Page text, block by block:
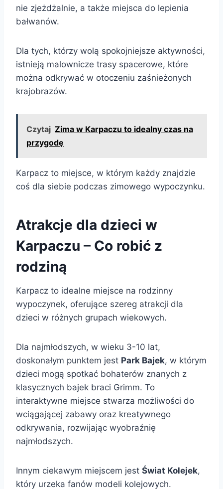
nie zjeżdżalnie, a także miejsca do lepienia
bałwanów.
Dla tych, którzy wolą spokojniejsze aktywności,
istnieją malownicze trasy spacerowe, które
można odkrywać w otoczeniu zaśnieżonych
krajobrazów.
Czytaj Zima w Karpaczu to idealny czas na
przygodę
Karpacz to miejsce, w którym każdy znajdzie
coś dla siebie podczas zimowego wypoczynku.
Atrakcje dla dzieci w
Karpaczu – Co robić z
rodziną
Karpacz to idealne miejsce na rodzinny
wypoczynek, oferujące szereg atrakcji dla
dzieci w różnych grupach wiekowych.
Dla najmłodszych, w wieku 3-10 lat,
doskonałym punktem jest Park Bajek, w którym
dzieci mogą spotkać bohaterów znanych z
klasycznych bajek braci Grimm. To
interaktywne miejsce stwarza możliwości do
wciągającej zabawy oraz kreatywnego
odkrywania, rozwijając wyobraźnię
najmłodszych.
Innym ciekawym miejscem jest Świat Kolejek,
który urzeka fanów modeli kolejowych.